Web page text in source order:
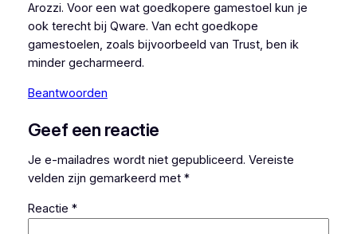
Arozzi. Voor een wat goedkopere gamestoel kun je
ook terecht bij Qware. Van echt goedkope
gamestoelen, zoals bijvoorbeeld van Trust, ben ik
minder gecharmeerd.
Beantwoorden
Geef een reactie
Je e-mailadres wordt niet gepubliceerd. Vereiste
velden zijn gemarkeerd met *
Reactie *